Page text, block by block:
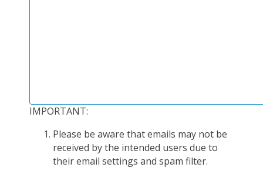
FORMATION DOCTORALE
THÈSES EN COURS
PRODUCTION
IMPORTANT:
Please be aware that emails may not be
received by the intended users due to
their email settings and spam filter.